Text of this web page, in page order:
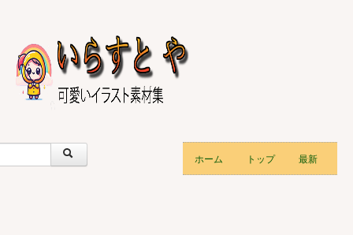
ホーム トップ 最新